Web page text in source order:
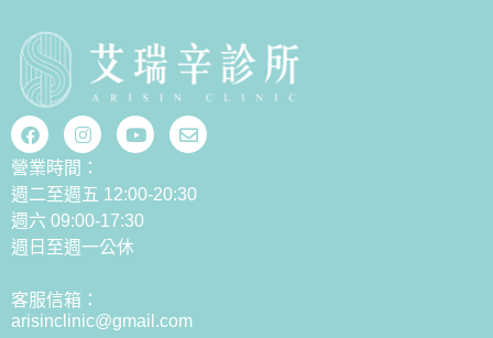
營業時間：
週二至週五 12:00-20:30
週六 09:00-17:30
週日至週一公休
客服信箱：
arisinclinic@gmail.com